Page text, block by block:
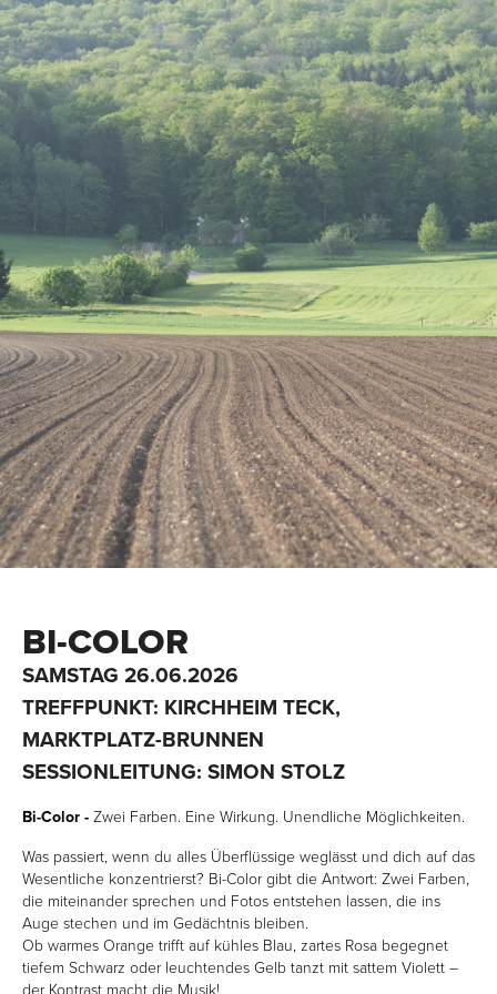
BI-COLOR
SAMSTAG 26.06.2026
TREFFPUNKT: KIRCHHEIM TECK,
MARKTPLATZ-BRUNNEN
SESSIONLEITUNG: SIMON STOLZ
Bi-Color - Zwei Farben. Eine Wirkung. Unendliche Möglichkeiten.
Was passiert, wenn du alles Überflüssige weglässt und dich auf das
Wesentliche konzentrierst? Bi-Color gibt die Antwort: Zwei Farben,
die miteinander sprechen und Fotos entstehen lassen, die ins
Auge stechen und im Gedächtnis bleiben.
Ob warmes Orange trifft auf kühles Blau, zartes Rosa begegnet
tiefem Schwarz oder leuchtendes Gelb tanzt mit sattem Violett –
der Kontrast macht die Musik!